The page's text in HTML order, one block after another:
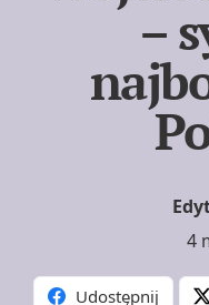
–
4
Udostępnij